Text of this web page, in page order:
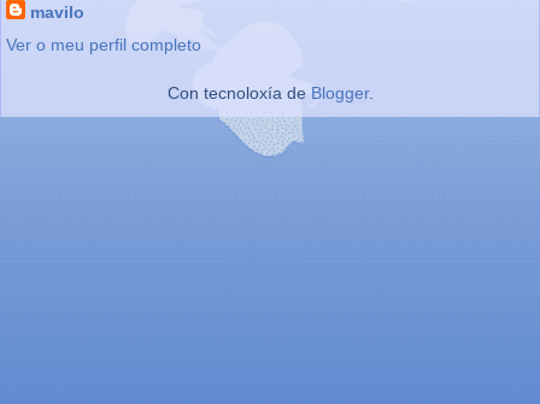
mavilo
Ver o meu perfil completo
Con tecnoloxía de Blogger.